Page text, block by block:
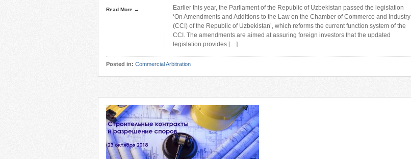
Read More →
Earlier this year, the Parliament of the Republic of Uzbekistan passed the legislation
‘On Amendments and Additions to the Law on the Chamber of Commerce and Industry
(CCI) of the Republic of Uzbekistan’, which reforms the current function system of the
CCI. The amendments are aimed at assuring foreign investors that the updated
legislation provides […]
Posted in: Commercial Arbitration